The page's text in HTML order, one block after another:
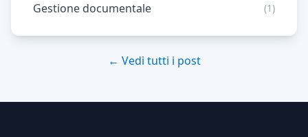
Gestione documentale (1)
← Vedi tutti i post